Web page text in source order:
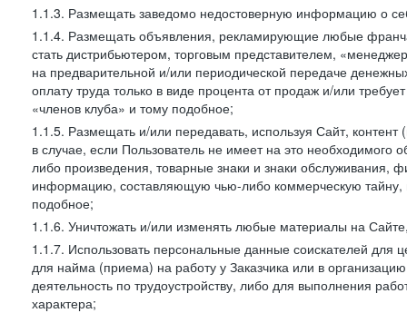
1.1.3. Размещать заведомо недостоверную информацию о
1.1.4. Размещать объявления, рекламирующие любые
стать дистрибьютером, торговым представителем,
на предварительной и/или периодической передаче
оплату труда только в виде процента от продаж и/или
«членов клуба» и тому подобное;
1.1.5. Размещать и/или передавать, используя Сайт,
в случае, если Пользователь не имеет на это
либо произведения, товарные знаки и знаки
информацию, составляющую чью-либо коммерческую тайну,
подобное;
1.1.6. Уничтожать и/или изменять любые материалы на
1.1.7. Использовать персональные данные соискателей для
для найма (приема) на работу у Заказчика или в
деятельность по трудоустройству, либо для выполнения
характера;